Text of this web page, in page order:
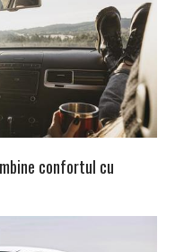
confortul cu